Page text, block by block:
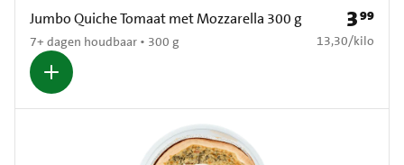
Jumbo Quiche Tomaat met Mozzarella 300 g
7+ dagen houdbaar • 300 g
Prijs: €
399
€ 13,30 per kilo
13,30/kilo